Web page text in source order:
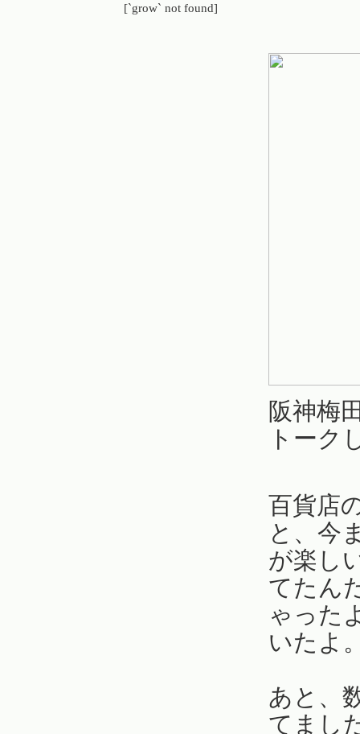
[`grow` not found]
阪神梅
トーク
百貨店
と、今
が楽し
てたん
ゃった
いたよ
あと、
てまし